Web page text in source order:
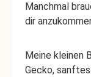
Manchmal
dir
Meine kleinen
Gecko,